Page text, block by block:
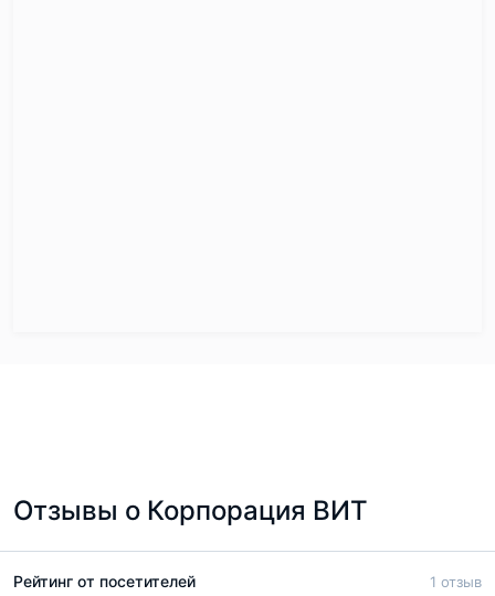
Отзывы о Корпорация ВИТ
Рейтинг от посетителей 1 отзыв